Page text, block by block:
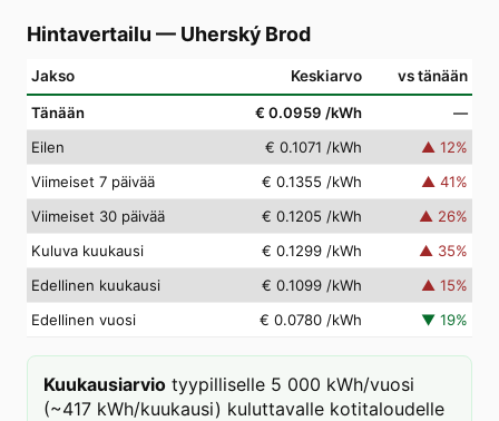
Hintavertailu — Uherský Brod
Jakso Keskiarvo vs tänään
Tänään € 0.0959 /kWh
—
Eilen
€ 0.1071 /kWh ▲ 12%
Viimeiset 7 päivää
€ 0.1355 /kWh ▲ 41%
Viimeiset 30 päivää
€ 0.1205 /kWh ▲ 26%
Kuluva kuukausi
€ 0.1299 /kWh ▲ 35%
Edellinen kuukausi
€ 0.1099 /kWh ▲ 15%
Edellinen vuosi
€ 0.0780 /kWh ▼ 19%
Kuukausiarvio tyypilliselle 5 000 kWh/vuosi
(~417 kWh/kuukausi) kuluttavalle kotitaloudelle